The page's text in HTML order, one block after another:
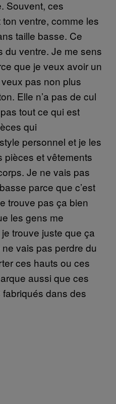
Souvent, ces
ventre, comme les
taille basse. Ce
du ventre. Je me sens
que je veux avoir un
pas non plus
Elle n’a pas de cul
tout ce qui est
qui
personnel et je les
pièces et vêtements
Je ne vais pas
parce que c’est
trouve pas ça bien
les gens me
trouve juste que ça
vais pas perdre du
ces hauts ou ces
aussi que ces
dans des